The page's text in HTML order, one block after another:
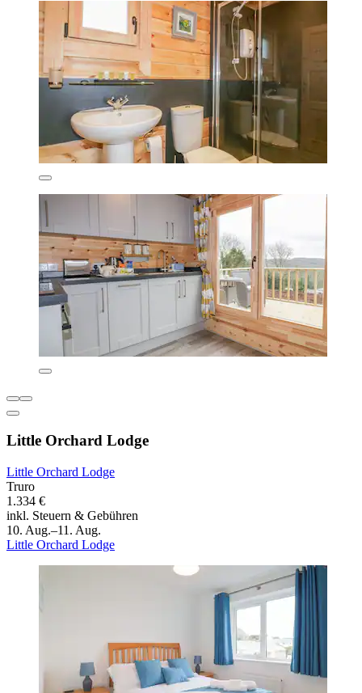
Little Orchard Lodge
Little Orchard Lodge
Truro
1.334 €
inkl. Steuern & Gebühren
10. Aug.–11. Aug.
Little Orchard Lodge